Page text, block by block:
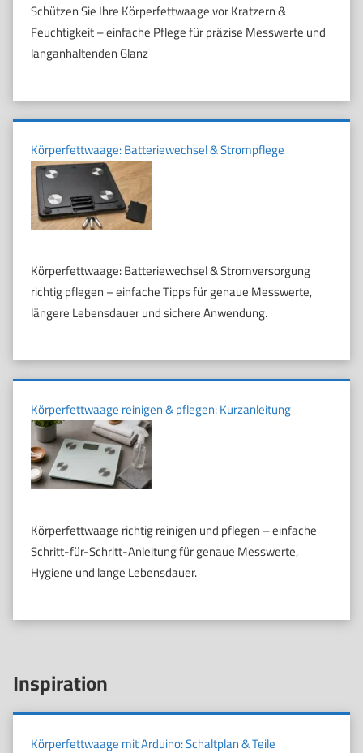
Schützen Sie Ihre Körperfettwaage vor Kratzern &
Feuchtigkeit – einfache Pflege für präzise Messwerte und
langanhaltenden Glanz
Körperfettwaage: Batteriewechsel & Strompflege
Körperfettwaage: Batteriewechsel & Stromversorgung
richtig pflegen – einfache Tipps für genaue Messwerte,
längere Lebensdauer und sichere Anwendung.
Körperfettwaage reinigen & pflegen: Kurzanleitung
Körperfettwaage richtig reinigen und pflegen – einfache
Schritt-für-Schritt-Anleitung für genaue Messwerte,
Hygiene und lange Lebensdauer.
Inspiration
Körperfettwaage mit Arduino: Schaltplan & Teile